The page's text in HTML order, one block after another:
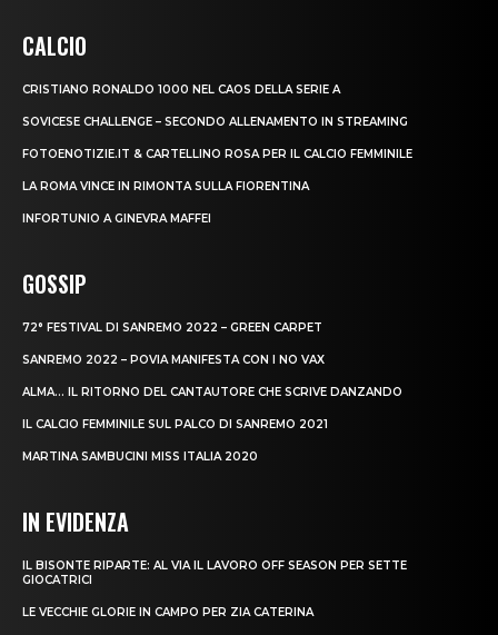
CALCIO
CRISTIANO RONALDO 1000 NEL CAOS DELLA SERIE A
SOVICESE CHALLENGE – SECONDO ALLENAMENTO IN STREAMING
FOTOENOTIZIE.IT & CARTELLINO ROSA PER IL CALCIO FEMMINILE
LA ROMA VINCE IN RIMONTA SULLA FIORENTINA
INFORTUNIO A GINEVRA MAFFEI
GOSSIP
72° FESTIVAL DI SANREMO 2022 – GREEN CARPET
SANREMO 2022 – POVIA MANIFESTA CON I NO VAX
ALMA… IL RITORNO DEL CANTAUTORE CHE SCRIVE DANZANDO
IL CALCIO FEMMINILE SUL PALCO DI SANREMO 2021
MARTINA SAMBUCINI MISS ITALIA 2020
IN EVIDENZA
IL BISONTE RIPARTE: AL VIA IL LAVORO OFF SEASON PER SETTE
GIOCATRICI
LE VECCHIE GLORIE IN CAMPO PER ZIA CATERINA